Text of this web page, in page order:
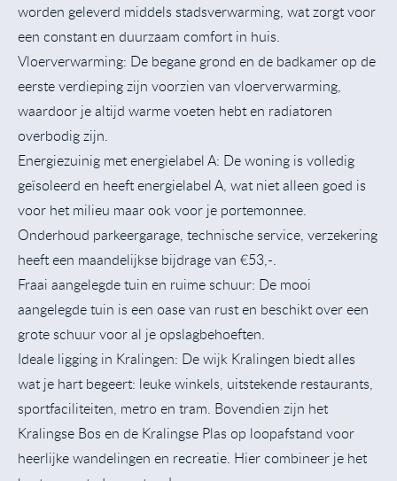
worden geleverd middels stadsverwarming, wat zorgt voor
een constant en duurzaam comfort in huis.
Vloerverwarming: De begane grond en de badkamer op de
eerste verdieping zijn voorzien van vloerverwarming,
waardoor je altijd warme voeten hebt en radiatoren
overbodig zijn.
Energiezuinig met energielabel A: De woning is volledig
geïsoleerd en heeft energielabel A, wat niet alleen goed is
voor het milieu maar ook voor je portemonnee.
Onderhoud parkeergarage, technische service, verzekering
heeft een maandelijkse bijdrage van €53,-.
Fraai aangelegde tuin en ruime schuur: De mooi
aangelegde tuin is een oase van rust en beschikt over een
grote schuur voor al je opslagbehoeften.
Ideale ligging in Kralingen: De wijk Kralingen biedt alles
wat je hart begeert: leuke winkels, uitstekende restaurants,
sportfaciliteiten, metro en tram. Bovendien zijn het
Kralingse Bos en de Kralingse Plas op loopafstand voor
heerlijke wandelingen en recreatie. Hier combineer je het